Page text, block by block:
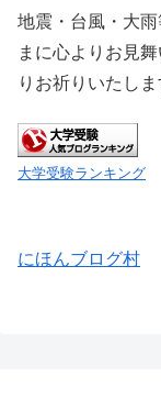
地震・台風・大
まに心よりお見
りお祈りいたしま
大学受験ランキング
にほんブログ村